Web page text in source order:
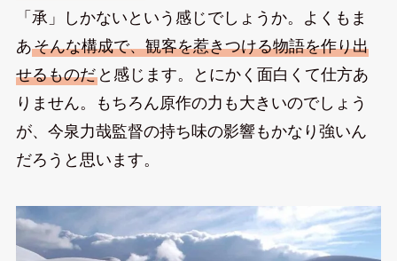
「承」しかないという感じでしょうか。よくもま
あそんな構成で、観客を惹きつける物語を作り出
せるものだと感じます。とにかく面白くて仕方あ
りません。もちろん原作の力も大きいのでしょう
が、今泉力哉監督の持ち味の影響もかなり強いん
だろうと思います。